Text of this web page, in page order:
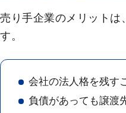
売り手企業のメリットは
す。
会社の法人格を残す
負債があっても譲渡